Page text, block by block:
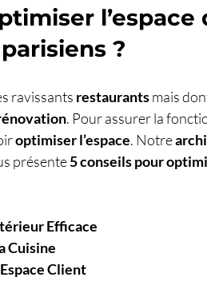
l’espace
?
ravissants restaurants mais
. Pour assurer la
optimiser l’espace. Notre
présente 5 conseils pour
Efficace
Cuisine
Client